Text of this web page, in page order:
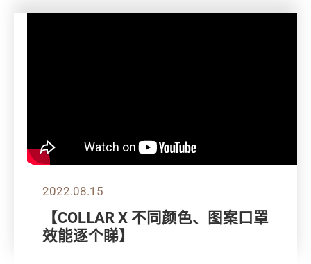
2022.08.15
【COLLAR X 不同颜色、图案口罩
效能逐个睇】